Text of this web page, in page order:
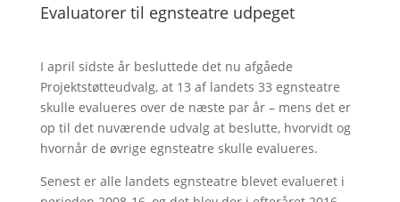
Evaluatorer til egnsteatre udpeget
I april sidste år besluttede det nu afgåede
Projektstøtteudvalg, at 13 af landets 33 egnsteatre
skulle evalueres over de næste par år – mens det er
op til det nuværende udvalg at beslutte, hvorvidt og
hvornår de øvrige egnsteatre skulle evalueres.
Senest er alle landets egnsteatre blevet evalueret i